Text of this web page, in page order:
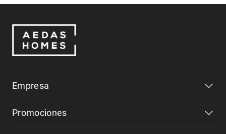
Empresa
Promociones